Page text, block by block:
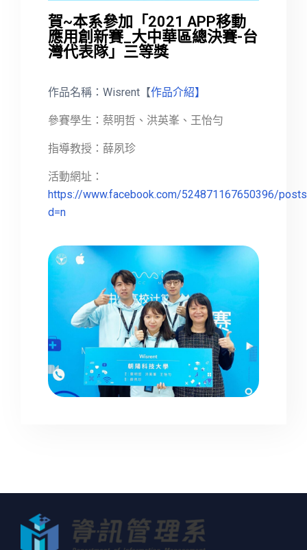
賀~本系參加「2021 APP移動
應用創新賽_大中華區總決賽-台
灣代表隊」三等獎
作品名稱：Wisrent【作品介紹】
參賽學生：蔡明哲、洪英峯、王怡勻
指導教授：薛夙珍
活動網址：
https://www.facebook.com/524871167650396/
d=n